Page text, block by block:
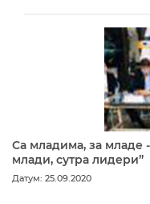
Са младима, за младе
млади, сутра лидери”
Датум: 25.09.2020